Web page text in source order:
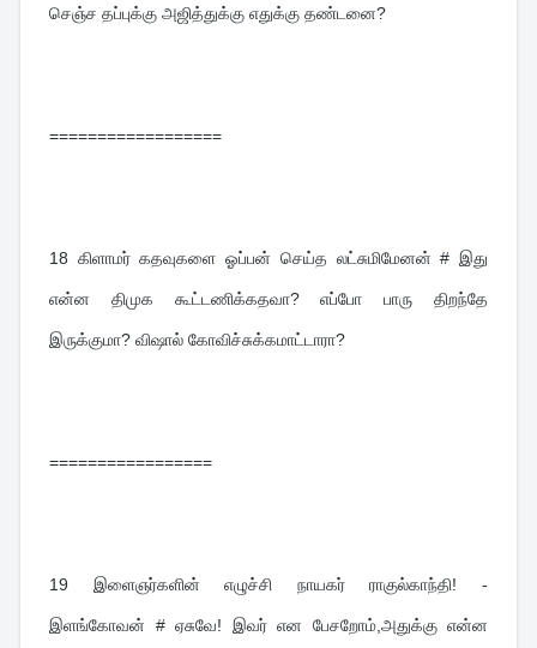
செஞ்ச தப்புக்கு அஜித்துக்கு எதுக்கு தண்டனை?
==================
18 கிளாமர் கதவுகளை ஓப்பன் செய்த லட்சுமிமேனன் # இது
என்ன திமுக கூட்டணிக்கதவா? எப்போ பாரு திறந்தே
இருக்குமா? விஷால் கோவிச்சுக்கமாட்டாரா?
=================
19 இளைஞர்களின் எழுச்சி நாயகர் ராகுல்காந்தி! -
இளங்கோவன் # ஏசுவே! இவர் என பேசறோம்,அதுக்கு என்ன